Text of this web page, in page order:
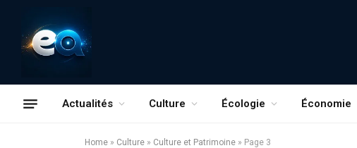
Actualités Culture Écologie Économie
Home » Culture » Culture et Patrimoine » Page 3